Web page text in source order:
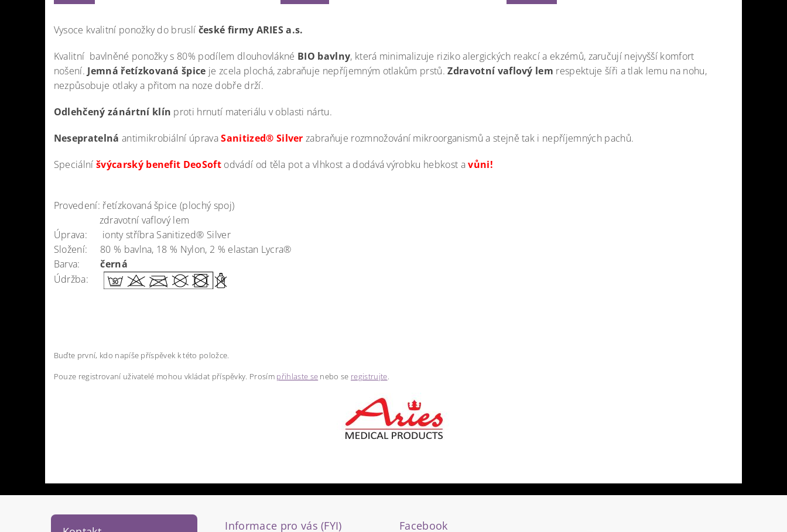
Vysoce kvalitní ponožky do bruslí české firmy ARIES a.s.
Kvalitní bavlněné ponožky s 80% podílem dlouhovlákné BIO bavlny, která minimalizuje riziko alergických reakcí a ekzémů, zaručují nejvyšší komfort
nošení. Jemná řetízkovaná špice je zcela plochá, zabraňuje nepříjemným otlakům prstů.Zdravotní vaflový lem respektuje šíři a tlak lemu na nohu,
nezpůsobuje otlaky a přitom na noze dobře drží.
Odlehčený zánártní klín proti hrnutí materiálu v oblasti nártu.
Nesepratelná antimikrobiální úpravaSanitized® Silver zabraňuje rozmnožování mikroorganismů a stejně tak i nepříjemných pachů.
Speciální švýcarský benefit DeoSoft odvádí od těla pot a vlhkost a dodává výrobku hebkost avůni!
Provedení: řetízkovaná špice (plochý spoj)
zdravotní vaflový lem
Úprava: ionty stříbra Sanitized® Silver
Složení: 80 % bavlna, 18 % Nylon, 2 % elastan Lycra®
Barva:černá
Údržba:
Buďte první, kdo napíše příspěvek k této položce.
Pouze registrovaní uživatelé mohou vkládat příspěvky. Prosím přihlaste se nebo se registrujte.
Informace pro vás (FYI) Facebook